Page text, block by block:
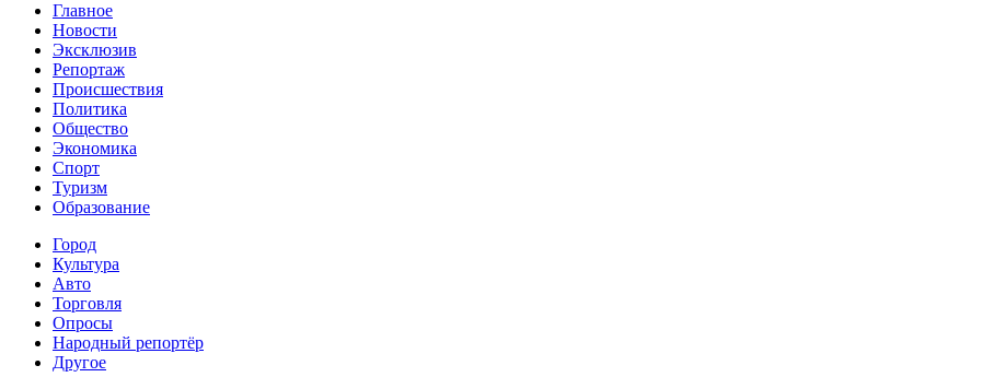
Главное
Новости
Эксклюзив
Репортаж
Происшествия
Политика
Общество
Экономика
Спорт
Туризм
Образование
Город
Культура
Авто
Торговля
Опросы
Народный репортёр
Другое